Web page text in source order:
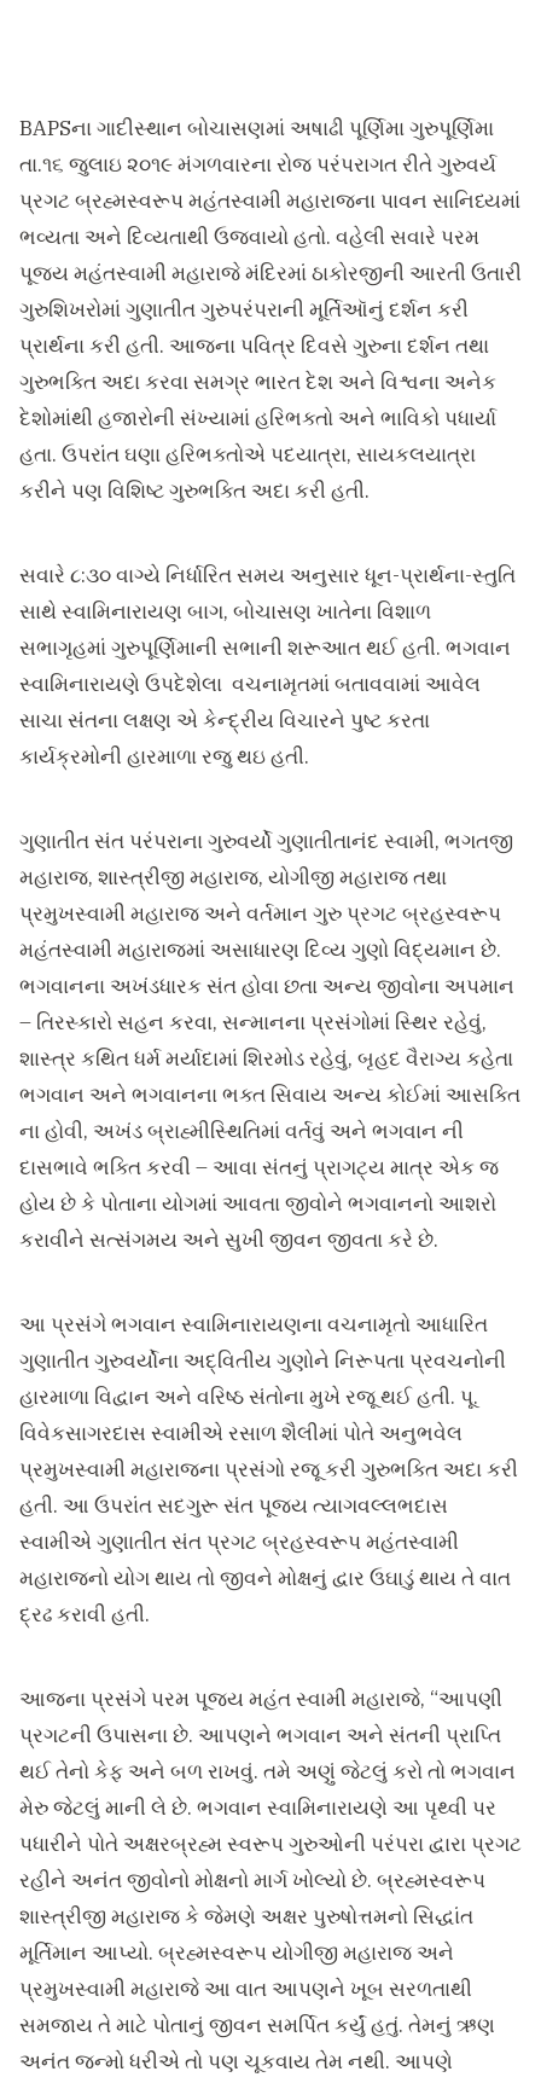
BAPSના ગાદીસ્થાન બોચાસણમાં અષાઢી પૂર્ણિમા ગુરુપૂર્ણિમા
તા.૧૬ જુલાઇ ૨૦૧૯ મંગળવારના રોજ પરંપરાગત રીતે ગુરુવર્ય
પ્રગટ બ્રહ્મસ્વરૂપ મહંતસ્વામી મહારાજના પાવન સાનિધ્યમાં
ભવ્યતા અને દિવ્યતાથી ઉજવાયો હતો. વહેલી સવારે પરમ
પૂજ્ય મહંતસ્વામી મહારાજે મંદિરમાં ઠાકોરજીની આરતી ઉતારી
ગુરુશિખરોમાં ગુણાતીત ગુરુપરંપરાની મૂર્તિઑનું દર્શન કરી
પ્રાર્થના કરી હતી. આજના પવિત્ર દિવસે ગુરુના દર્શન તથા
ગુરુભક્તિ અદા કરવા સમગ્ર ભારત દેશ અને વિશ્વના અનેક
દેશોમાંથી હજારોની સંખ્યામાં હરિભક્તો અને ભાવિકો પધાર્યા
હતા. ઉપરાંત ઘણા હરિભક્તોએ પદયાત્રા, સાયકલયાત્રા
કરીને પણ વિશિષ્ટ ગુરુભક્તિ અદા કરી હતી.
સવારે ૮:૩૦ વાગ્યે નિર્ધારિત સમય અનુસાર ધૂન-પ્રાર્થના-સ્તુતિ
સાથે સ્વામિનારાયણ બાગ, બોચાસણ ખાતેના વિશાળ
સભાગૃહમાં ગુરુપૂર્ણિમાની સભાની શરૂઆત થઈ હતી. ભગવાન
સ્વામિનારાયણે ઉપદેશેલા વચનામૃતમાં બતાવવામાં આવેલ
સાચા સંતના લક્ષણ એ કેન્દ્રીય વિચારને પુષ્ટ કરતા
કાર્યક્રમોની હારમાળા રજુ થઇ હતી.
ગુણાતીત સંત પરંપરાના ગુરુવર્યો ગુણાતીતાનંદ સ્વામી, ભગતજી
મહારાજ, શાસ્ત્રીજી મહારાજ, યોગીજી મહારાજ તથા
પ્રમુખસ્વામી મહારાજ અને વર્તમાન ગુરુ પ્રગટ બ્રહસ્વરૂપ
મહંતસ્વામી મહારાજમાં અસાધારણ દિવ્ય ગુણો વિદ્યમાન છે.
ભગવાનના અખંડધારક સંત હોવા છતા અન્ય જીવોના અપમાન
– તિરસ્કારો સહન કરવા, સન્માનના પ્રસંગોમાં સ્થિર રહેવું,
શાસ્ત્ર કથિત ધર્મ મર્યાદામાં શિરમોડ રહેવું, બૃહદ વૈરાગ્ય કહેતા
ભગવાન અને ભગવાનના ભક્ત સિવાય અન્ય કોઈમાં આસક્તિ
ના હોવી, અખંડ બ્રાહ્મીસ્થિતિમાં વર્તવું અને ભગવાન ની
દાસભાવે ભક્તિ કરવી – આવા સંતનું પ્રાગટ્ય માત્ર એક જ
હોય છે કે પોતાના યોગમાં આવતા જીવોને ભગવાનનો આશરો
કરાવીને સત્સંગમય અને સુખી જીવન જીવતા કરે છે.
આ પ્રસંગે ભગવાન સ્વામિનારાયણના વચનામૃતો આધારિત
ગુણાતીત ગુરુવર્યોના અદ્વિતીય ગુણોને નિરૂપતા પ્રવચનોની
હારમાળા વિદ્વાન અને વરિષ્ઠ સંતોના મુખે રજૂ થઈ હતી. પૂ.
વિવેકસાગરદાસ સ્વામીએ રસાળ શૈલીમાં પોતે અનુભવેલ
પ્રમુખસ્વામી મહારાજના પ્રસંગો રજૂ કરી ગુરુભક્તિ અદા કરી
હતી. આ ઉપરાંત સદગુરૂ સંત પૂજ્ય ત્યાગવલ્લભદાસ
સ્વામીએ ગુણાતીત સંત પ્રગટ બ્રહસ્વરૂપ મહંતસ્વામી
મહારાજનો યોગ થાય તો જીવને મોક્ષનું દ્વાર ઉઘાડું થાય તે વાત
દ્રઢ કરાવી હતી.
આજના પ્રસંગે પરમ પૂજ્ય મહંત સ્વામી મહારાજે, “આપણી
પ્રગટની ઉપાસના છે. આપણને ભગવાન અને સંતની પ્રાપ્તિ
થઈ તેનો કેફ અને બળ રાખવું. તમે અણું જેટલું કરો તો ભગવાન
મેરુ જેટલું માની લે છે. ભગવાન સ્વામિનારાયણે આ પૃથ્વી પર
પધારીને પોતે અક્ષરબ્રહ્મ સ્વરૂપ ગુરુઓની પરંપરા દ્વારા પ્રગટ
રહીને અનંત જીવોનો મોક્ષનો માર્ગ ખોલ્યો છે. બ્રહ્મસ્વરૂપ
શાસ્ત્રીજી મહારાજ કે જેમણે અક્ષર પુરુષોત્તમનો સિદ્ધાંત
મૂર્તિમાન આપ્યો. બ્રહ્મસ્વરૂપ યોગીજી મહારાજ અને
પ્રમુખસ્વામી મહારાજે આ વાત આપણને ખૂબ સરળતાથી
સમજાય તે માટે પોતાનું જીવન સમર્પિત કર્યું હતું. તેમનું ઋણ
અનંત જન્મો ધરીએ તો પણ ચૂકવાય તેમ નથી. આપણે